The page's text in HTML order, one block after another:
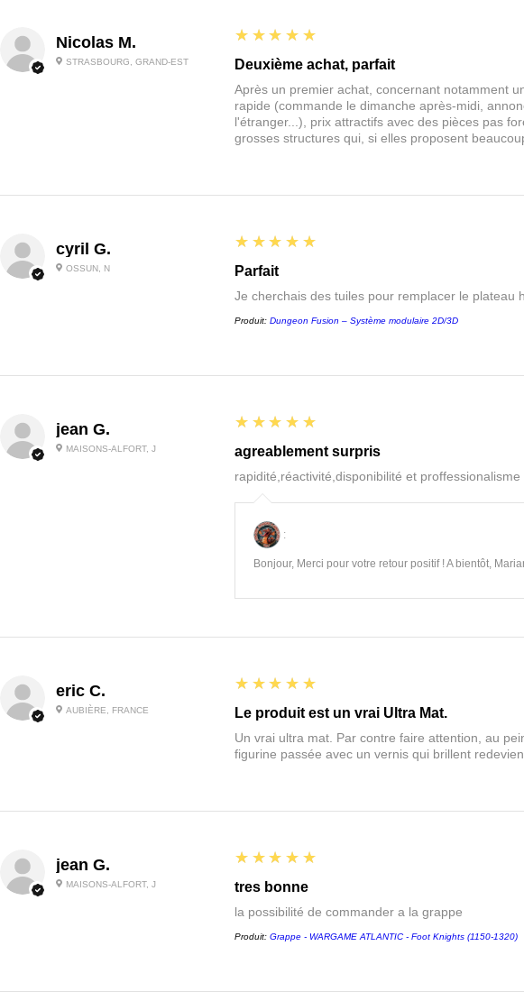
Nicolas M.
STRASBOURG, GRAND-EST
5
★★★★★
Deuxième achat, parfait
Après un premier achat, concernant notamment
rapide (commande le dimanche après-midi,
l'étranger...), prix attractifs avec des pièces pas
grosses structures qui, si elles proposent
cyril G.
OSSUN, N
5
★★★★★
Parfait
Je cherchais des tuiles pour remplacer le plateau
Produit: Dungeon Fusion – Système modulaire 2D/3D
jean G.
MAISONS-ALFORT, J
5
★★★★★
agreablement surpris
rapidité,réactivité,disponibilité et proffessionalisme
:
Bonjour, Merci pour votre retour positif ! A bientôt,
eric C.
AUBIÈRE, FRANCE
5
★★★★★
Le produit est un vrai Ultra Mat.
Un vrai ultra mat. Par contre faire attention, au
figurine passée avec un vernis qui brillent
jean G.
MAISONS-ALFORT, J
5
★★★★★
tres bonne
la possibilité de commander a la grappe
Produit: Grappe - WARGAME ATLANTIC - Foot Knights (1150-1320)